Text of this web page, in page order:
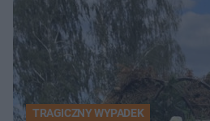
TRAGICZNY WYPADEK